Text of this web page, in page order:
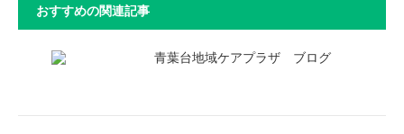
おすすめの関連記事
青葉台地域ケアプラザ ブログ